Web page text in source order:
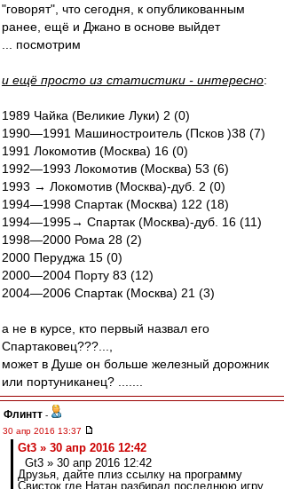
"говорят", что сегодня, к опубликованным
ранее, ещё и Джано в основе выйдет
... посмотрим
и ещё просто из статистики - интересно:
1989 Чайка (Великие Луки) 2 (0)
1990—1991 Машиностроитель (Псков )38 (7)
1991 Локомотив (Москва) 16 (0)
1992—1993 Локомотив (Москва) 53 (6)
1993 → Локомотив (Москва)-дуб. 2 (0)
1994—1998 Спартак (Москва) 122 (18)
1994—1995→ Спартак (Москва)-дуб. 16 (11)
1998—2000 Рома 28 (2)
2000 Перуджа 15 (0)
2000—2004 Порту 83 (12)
2004—2006 Спартак (Москва) 21 (3)
а не в курсе, кто первый назвал его
Спартаковец???...,
может в Душе он больше железный дорожник
или портуниканец? .......
Флинтт -
30 апр 2016 13:37
Gt3 » 30 апр 2016 12:42
Gt3 » 30 апр 2016 12:42
Друзья, дайте плиз ссылку на программу
Свисток где Натан разбирал последнюю игру